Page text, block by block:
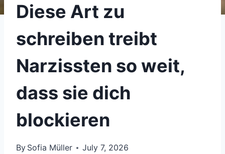
Diese Art zu
schreiben treibt
Narzissten so weit,
dass sie dich
blockieren
By Sofia Müller July 7, 2026